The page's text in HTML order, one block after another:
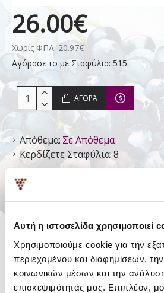
Αυτή η ιστοσελίδα χρησιμοποιεί
Χρησιμοποιούμε cookie για την
περιεχομένου και διαφημίσεων,
κοινωνικών μέσων και την
επισκεψιμότητάς μας. Επιπλέον,
Απόθεμα: Σε Απόθεμα
Κερδίζετε Σταφύλια:8
26.00€
Χωρίς ΦΠΑ: 20.97€
Αγόρασε το με Σταφύλια: 515
ΑΓΟΡΆ
ΛΕΠΤΟΜΈΡΕΙΕΣ
Είδος